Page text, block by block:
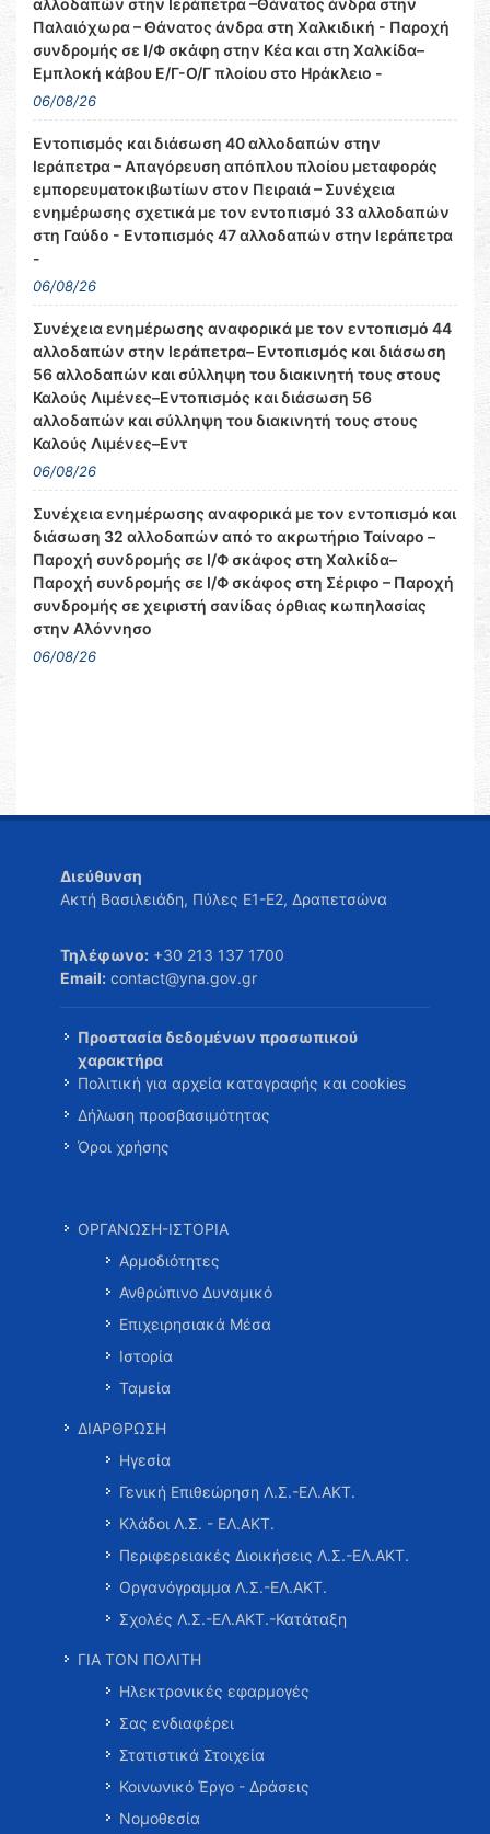
αλλοδαπών στην Ιεράπετρα –Θάνατος άνδρα στην
Παλαιόχωρα – Θάνατος άνδρα στη Χαλκιδική - Παροχή
συνδρομής σε Ι/Φ σκάφη στην Κέα και στη Χαλκίδα–
Εμπλοκή κάβου Ε/Γ-Ο/Γ πλοίου στο Ηράκλειο -
06/08/26
Εντοπισμός και διάσωση 40 αλλοδαπών στην
Ιεράπετρα – Απαγόρευση απόπλου πλοίου μεταφοράς
εμπορευματοκιβωτίων στον Πειραιά – Συνέχεια
ενημέρωσης σχετικά με τον εντοπισμό 33 αλλοδαπών
στη Γαύδο - Εντοπισμός 47 αλλοδαπών στην Ιεράπετρα
-
06/08/26
Συνέχεια ενημέρωσης αναφορικά με τον εντοπισμό 44
αλλοδαπών στην Ιεράπετρα– Εντοπισμός και διάσωση
56 αλλοδαπών και σύλληψη του διακινητή τους στους
Καλούς Λιμένες–Εντοπισμός και διάσωση 56
αλλοδαπών και σύλληψη του διακινητή τους στους
Καλούς Λιμένες–Εντ
06/08/26
Συνέχεια ενημέρωσης αναφορικά με τον εντοπισμό και
διάσωση 32 αλλοδαπών από το ακρωτήριο Ταίναρο –
Παροχή συνδρομής σε Ι/Φ σκάφος στη Χαλκίδα–
Παροχή συνδρομής σε Ι/Φ σκάφος στη Σέριφο – Παροχή
συνδρομής σε χειριστή σανίδας όρθιας κωπηλασίας
στην Αλόννησο
06/08/26
Διεύθυνση
Ακτή Βασιλειάδη, Πύλες Ε1-Ε2, Δραπετσώνα
Τηλέφωνο: +30 213 137 1700
Email: contact@yna.gov.gr
Προστασία δεδομένων προσωπικού
χαρακτήρα
Πολιτική για αρχεία καταγραφής και cookies
Δήλωση προσβασιμότητας
Όροι χρήσης
ΟΡΓΑΝΩΣΗ-ΙΣΤΟΡΙΑ
Αρμοδιότητες
Ανθρώπινο Δυναμικό
Επιχειρησιακά Μέσα
Ιστορία
Ταμεία
ΔΙΑΡΘΡΩΣΗ
Ηγεσία
Γενική Επιθεώρηση Λ.Σ.-ΕΛ.ΑΚΤ.
Κλάδοι Λ.Σ. - ΕΛ.ΑΚΤ.
Περιφερειακές Διοικήσεις Λ.Σ.-ΕΛ.ΑΚΤ.
Οργανόγραμμα Λ.Σ.-ΕΛ.ΑΚΤ.
Σχολές Λ.Σ.-ΕΛ.ΑΚΤ.-Κατάταξη
ΓΙΑ ΤΟΝ ΠΟΛΙΤΗ
Ηλεκτρονικές εφαρμογές
Σας ενδιαφέρει
Στατιστικά Στοιχεία
Κοινωνικό Έργο - Δράσεις
Νομοθεσία